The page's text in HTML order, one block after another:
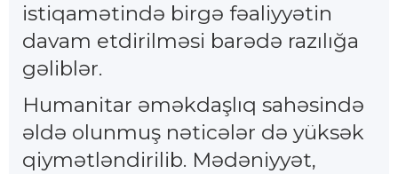
istiqamətində birgə fəaliyyətin
davam etdirilməsi barədə razılığa
gəliblər.
Humanitar əməkdaşlıq sahəsində
əldə olunmuş nəticələr də yüksək
qiymətləndirilib. Mədəniyyət,